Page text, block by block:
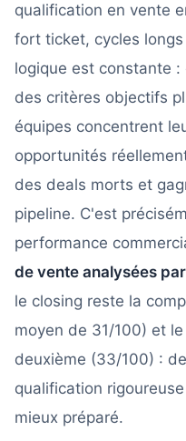
qualification en vente
fort ticket, cycles
logique est constante
des critères objectifs
équipes concentrent
opportunités
des deals morts et
pipeline. C'est
performance
de vente analysées
le closing reste la
moyen de 31/100) et
deuxième (33/100) :
qualification
mieux préparé.